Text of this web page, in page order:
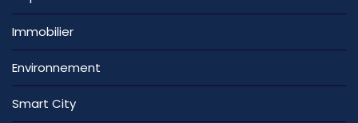
Immobilier
Environnement
Smart City